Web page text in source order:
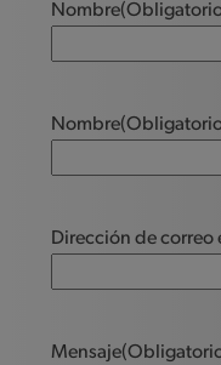
Nombre
Nombre
Dirección de correo
Mensaje